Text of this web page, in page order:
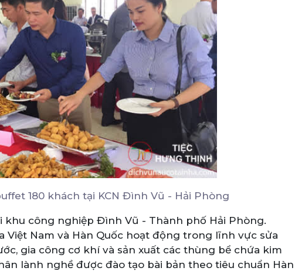
180 khách tại KCN Đình Vũ - Hải Phòng
khu công nghiệp Đình Vũ - Thành phố Hải Phòng.
Việt Nam và Hàn Quốc hoạt động trong lĩnh vực sửa
gia công cơ khí và sản xuất các thùng bể chứa kim
lành nghề được đào tạo bài bản theo tiêu chuẩn Hàn